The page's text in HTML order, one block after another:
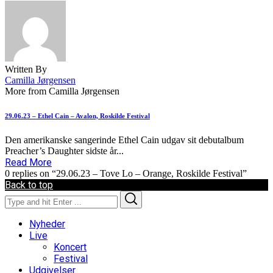
Written By
Camilla Jørgensen
More from Camilla Jørgensen
29.06.23 – Ethel Cain – Avalon, Roskilde Festival
Den amerikanske sangerinde Ethel Cain udgav sit debutalbum
Preacher’s Daughter sidste år...
Read More
0 replies on “29.06.23 – Tove Lo – Orange, Roskilde Festival”
Back to top
Search
for:
Nyheder
Live
Koncert
Festival
Udgivelser